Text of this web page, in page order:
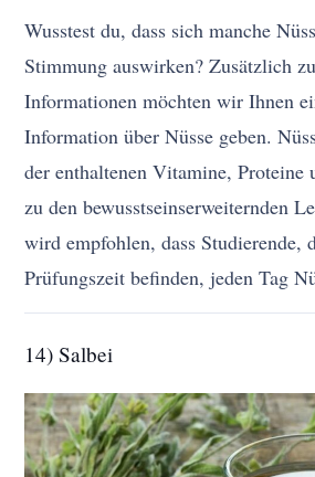
Wusstest du, dass sich manche
Stimmung auswirken? Zusätzlich
Informationen möchten wir Ihnen
Information über Nüsse geben.
der enthaltenen Vitamine, Proteine
zu den bewusstseinserweiternden
wird empfohlen, dass Studierende,
Prüfungszeit befinden, jeden Tag
14) Salbei